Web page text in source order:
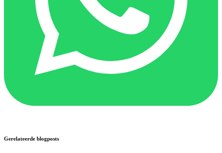
Gerelateerde blogposts